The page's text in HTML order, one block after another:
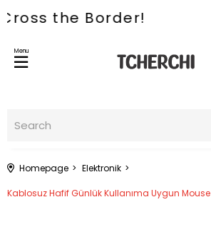
the Border!
Menu
Homepage Elektronik
Kablosuz Hafif Günlük Kullanıma Uygun Mouse